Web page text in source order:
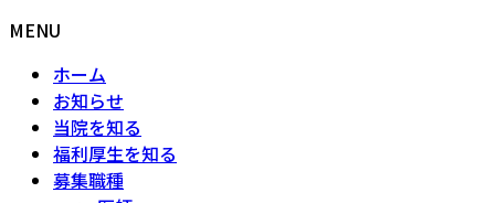
MENU
ホーム
お知らせ
当院を知る
福利厚生を知る
募集職種